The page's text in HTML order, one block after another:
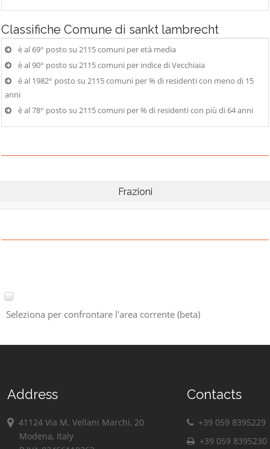
Classifiche Comune di sankt lambrecht
è al 69° posto su 2115 comuni per età media
è al 90° posto su 2115 comuni per indice di Vecchiaia
è al 1982° posto su 2115 comuni per % di residenti con meno di 15
anni
è al 78° posto su 2115 comuni per % di residenti con più di 64 anni
Frazioni
Seleziona per confrontare l'area corrente (beta)
Address
41124 Via M. Vellani Marchi, 20
Modena, Italy
Contacts
+39 059 8395229
+39 059 8395230